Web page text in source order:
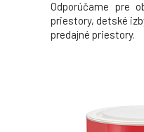
Odporúčame pre
priestory, detské
predajné priestory.